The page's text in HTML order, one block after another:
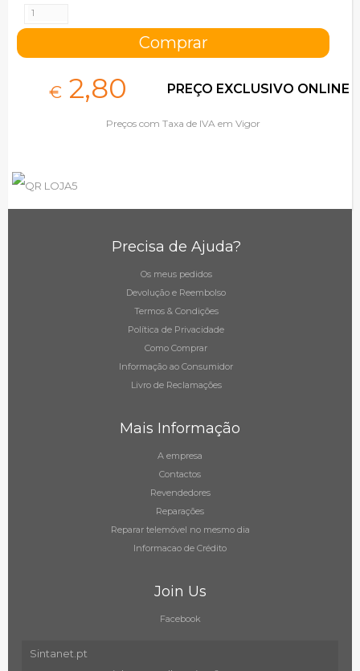
€ 2,80 PREÇO EXCLUSIVO ONLINE
Preços com Taxa de IVA em Vigor
Precisa de Ajuda?
Os meus pedidos
Devolução e Reembolso
Termos & Condições
Política de Privacidade
Como Comprar
Informação ao Consumidor
Livro de Reclamações
Mais Informação
A empresa
Contactos
Revendedores
Reparações
Reparar telemóvel no mesmo dia
Informacao de Crédito
Join Us
Facebook
Sintanet.pt